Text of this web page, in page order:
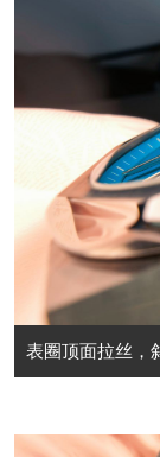
表圈顶面拉丝，